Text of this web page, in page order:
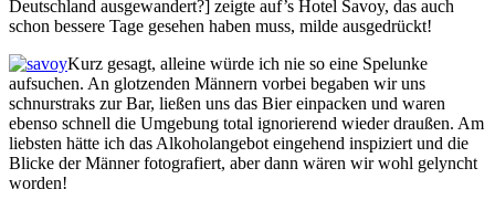
Deutschland ausgewandert?] zeigte auf’s Hotel Savoy, das auch
schon bessere Tage gesehen haben muss, milde ausgedrückt!
Kurz gesagt, alleine würde ich nie so eine Spelunke
aufsuchen. An glotzenden Männern vorbei begaben wir uns
schnurstraks zur Bar, ließen uns das Bier einpacken und waren
ebenso schnell die Umgebung total ignorierend wieder draußen. Am
liebsten hätte ich das Alkoholangebot eingehend inspiziert und die
Blicke der Männer fotografiert, aber dann wären wir wohl gelyncht
worden!